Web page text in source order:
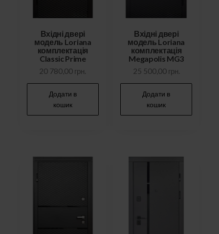
Вхідні двері
модель Loriana
комплектація
Classic Prime
20 780,00 грн.
Додати в
кошик
Вхідні двері
модель Loriana
комплектація
Megapolis MG3
25 500,00 грн.
Додати в
кошик